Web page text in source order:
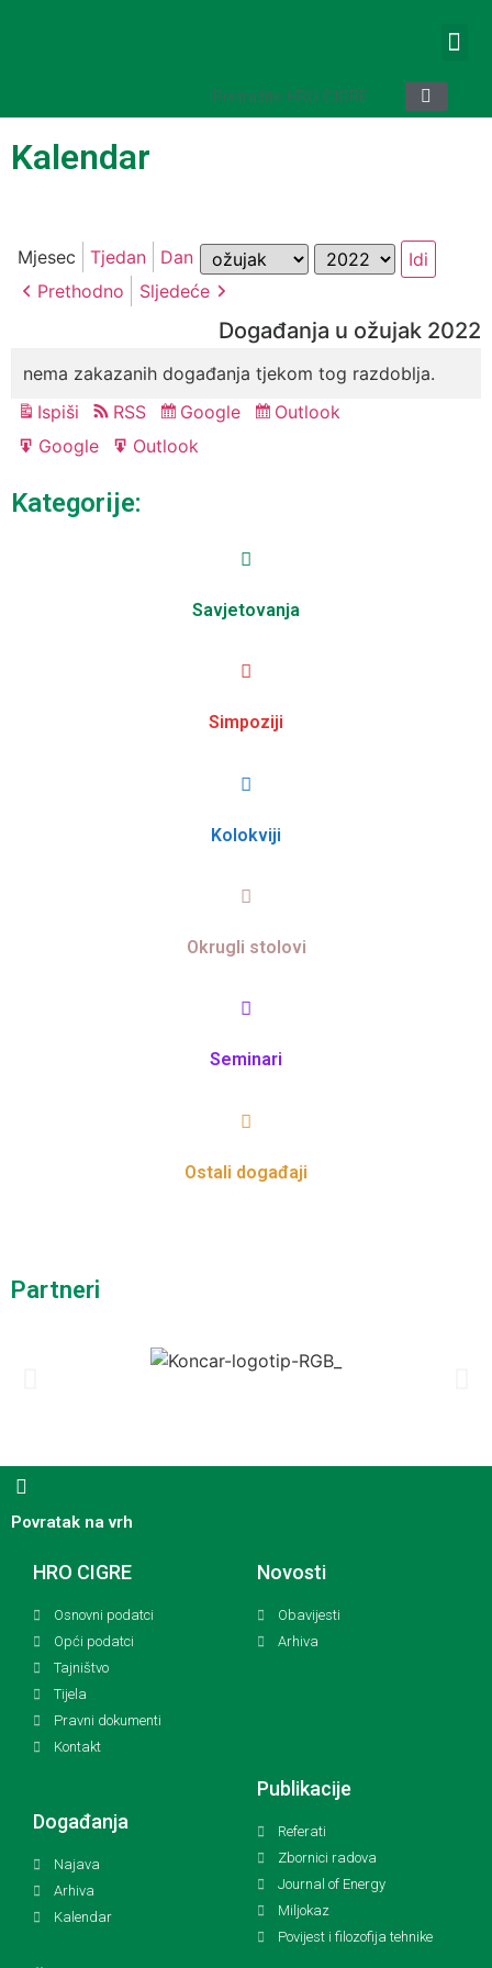
Kalendar
Mjesec Tjedan Dan Mjesec
Godina
Prethodno
Sljedeće
Događanja u ožujak 2022
nema zakazanih događanja tjekom tog razdoblja.
Ispiši
Pregled
RSS
Subscribe
in
Google
Subscribe
Outlook
Export
Google
Export
Outlook
Kategorije:
Savjetovanja
Simpoziji
Kolokviji
Okrugli stolovi
Seminari
Ostali događaji
Partneri
Povratak na vrh
HRO CIGRE
Osnovni podatci
Opći podatci
Tajništvo
Tijela
Pravni dokumenti
Kontakt
Novosti
Obavijesti
Arhiva
Događanja
Najava
Arhiva
Kalendar
Publikacije
Referati
Zbornici radova
Journal of Energy
Miljokaz
Povijest i filozofija tehnike